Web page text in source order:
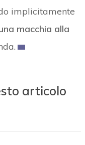
implicitamente
macchia alla
articolo